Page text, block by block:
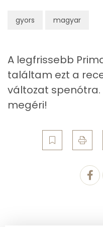
gyors magyar
Kálcium
Magnézium
Foszfor
Nátrium
Réz
A legfrissebb
találtam ezt a
változat spenótra.
megéri!